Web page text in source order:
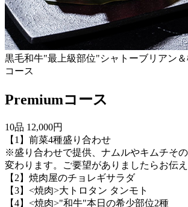
黒毛和牛"最上級部位"シャトーブリアン
コース
Premiumコース
10品 12,000円
【1】前菜4種盛り合わせ
※盛り合わせで提供、ナムルやキムチそ
変わります。ご要望がありましたらお伝え
【2】焼肉屋のチョレギサラダ
【3】<焼肉>大トロタン タンモト
【4】<焼肉>"和牛"本日の希少部位2種